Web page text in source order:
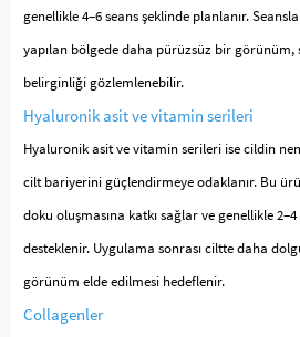
genellikle 4–6 seans şeklinde planlanır.
yapılan bölgede daha pürüzsüz bir görünüm,
belirginliği gözlemlenebilir.
Hyaluronik asit ve vitamin serileri
Hyaluronik asit ve vitamin serileri ise cildin
cilt bariyerini güçlendirmeye odaklanır. Bu
doku oluşmasına katkı sağlar ve genellikle
desteklenir. Uygulama sonrası ciltte daha
görünüm elde edilmesi hedeflenir.
Collagenler